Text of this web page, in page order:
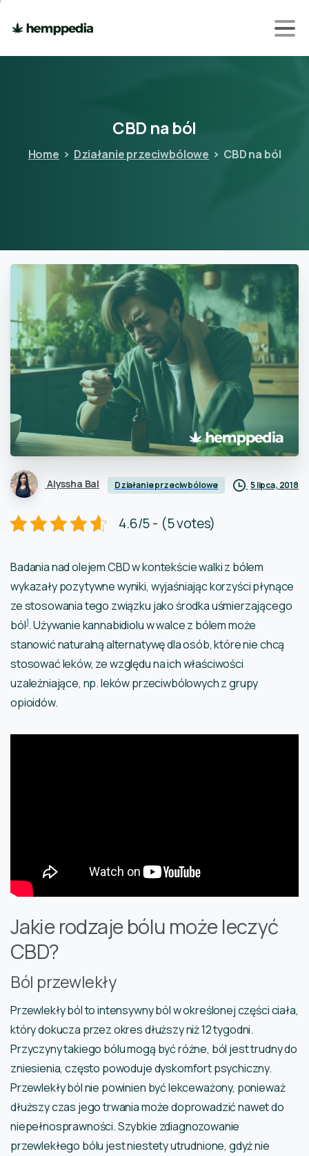
CBD na ból
Home Działanie przeciwbólowe CBD na ból
Alyssha Bal Działanie przeciwbólowe 5 lipca, 2018
4.6/5 - (5 votes)
Badania nad olejem CBD w kontekście walki z bólem
wykazały pozytywne wyniki, wyjaśniając korzyści płynące
ze stosowania tego związku jako środka uśmierzającego
ból1. Używanie kannabidiolu w walce z bólem może
stanowić naturalną alternatywę dla osób, które nie chcą
stosować leków, ze względu na ich właściwości
uzależniające, np. leków przeciwbólowych z grupy
opioidów.
Jakie rodzaje bólu może leczyć
CBD?
Ból przewlekły
Przewlekły ból to intensywny ból w określonej części ciała,
który dokucza przez okres dłuższy niż 12 tygodni.
Przyczyny takiego bólu mogą być różne, ból jest trudny do
zniesienia, często powoduje dyskomfort psychiczny.
Przewlekły ból nie powinien być lekceważony, ponieważ
dłuższy czas jego trwania może doprowadzić nawet do
niepełnosprawności. Szybkie zdiagnozowanie
przewlekłego bólu jest niestety utrudnione, gdyż nie